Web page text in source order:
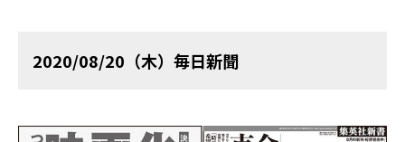
2020/08/20（木）毎日新聞